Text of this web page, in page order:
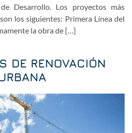
Desarrollo. Los proyectos más
los siguientes: Primera Línea del
la obra de […]
DE RENOVACIÓN